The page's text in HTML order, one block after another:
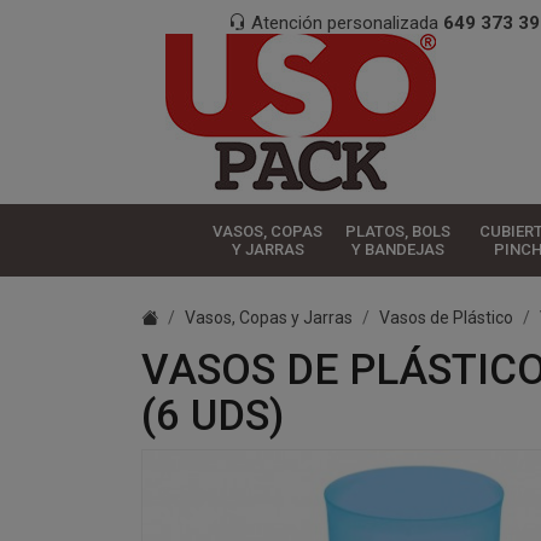
Atención personalizada 649 373
VASOS, COPAS
Y JARRAS
PLATOS, BOLS
Y BANDEJAS
Vasos, Copas y Jarras Vasos de Plástico
VASOS DE
(6 UDS)